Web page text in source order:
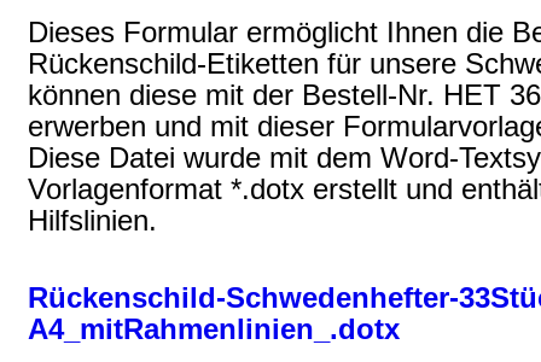
Dieses Formular ermöglicht Ihnen die
Rückenschild-Etiketten für unsere
können diese mit der Bestell-Nr. HET
erwerben und mit dieser
Diese Datei wurde mit dem Word-
Vorlagenformat *.dotx erstellt und
Hilfslinien.
Rückenschild-Schwedenhefter-
A4_mitRahmenlinien_.dotx